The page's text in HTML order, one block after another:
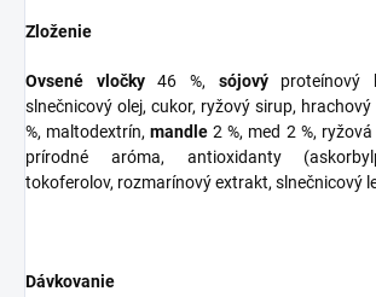
Zloženie
Ovsené vločky46 %, sójovýproteínový
slnečnicový olej, cukor, ryžový sirup,
%, maltodextrín,mandle 2 %, med 2 %,
prírodné aróma, antioxidanty
tokoferolov, rozmarínový extrakt, slnečnicový
Dávkovanie